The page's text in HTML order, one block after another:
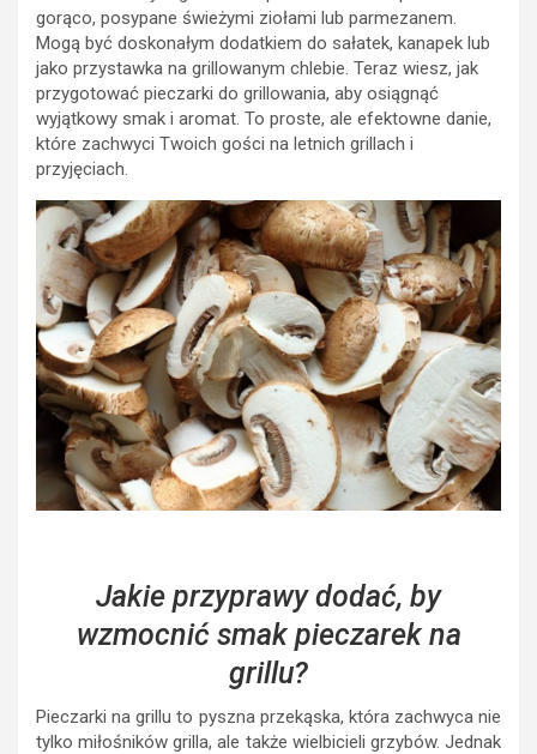
gorąco, posypane świeżymi ziołami lub parmezanem.
Mogą być doskonałym dodatkiem do sałatek, kanapek lub
jako przystawka na grillowanym chlebie. Teraz wiesz, jak
przygotować pieczarki do grillowania, aby osiągnąć
wyjątkowy smak i aromat. To proste, ale efektowne danie,
które zachwyci Twoich gości na letnich grillach i
przyjęciach.
Jakie przyprawy dodać, by
wzmocnić smak pieczarek na
grillu?
Pieczarki na grillu to pyszna przekąska, która zachwyca nie
tylko miłośników grilla, ale także wielbicieli grzybów. Jednak